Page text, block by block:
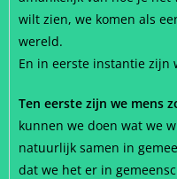
wilt zien, we komen als
wereld.
En in eerste instantie zijn
Ten eerste zijn we mens
kunnen we doen wat we
natuurlijk samen in
dat we het er in